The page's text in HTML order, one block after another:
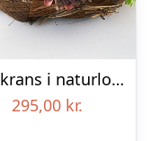
Gravkrans i naturlook – Blomster til begravelse
295,00 kr.